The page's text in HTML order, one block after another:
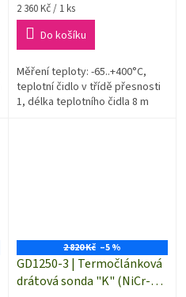
Měrná
cena:
2 360 Kč / 1 ks
Do košíku
Měření teploty: -65..+400°C,
teplotní čidlo v třídě přesnosti
1, délka teplotního čidla 8 m
2 820 Kč –5 %
GD1250-3 | Termočlánková
drátová sonda "K" (NiCr-